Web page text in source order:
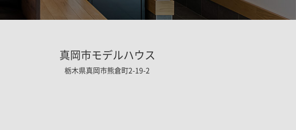
真岡市モデルハウス
栃木県真岡市熊倉町2-19-2